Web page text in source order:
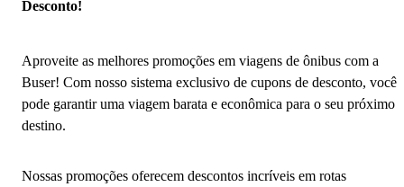
Desconto!
Aproveite as melhores promoções em viagens de ônibus com a
Buser! Com nosso sistema exclusivo de cupons de desconto, você
pode garantir uma viagem barata e econômica para o seu próximo
destino.
Nossas promoções oferecem descontos incríveis em rotas